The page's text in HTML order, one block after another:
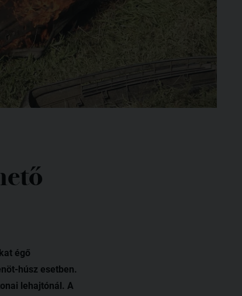
égő
húsz esetben.
lehajtónál. A